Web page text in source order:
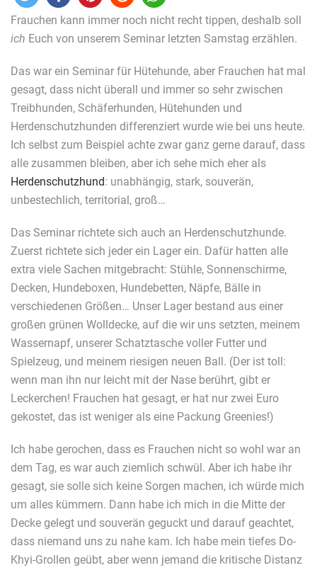
Frauchen kann immer noch nicht recht tippen, deshalb soll
ich Euch von unserem Seminar letzten Samstag erzählen.
Das war ein Seminar für Hütehunde, aber Frauchen hat mal
gesagt, dass nicht überall und immer so sehr zwischen
Treibhunden, Schäferhunden, Hütehunden und
Herdenschutzhunden differenziert wurde wie bei uns heute.
Ich selbst zum Beispiel achte zwar ganz gerne darauf, dass
alle zusammen bleiben, aber ich sehe mich eher als
Herdenschutzhund: unabhängig, stark, souverän,
unbestechlich, territorial, groß…
Das Seminar richtete sich auch an Herdenschutzhunde.
Zuerst richtete sich jeder ein Lager ein. Dafür hatten alle
extra viele Sachen mitgebracht: Stühle, Sonnenschirme,
Decken, Hundeboxen, Hundebetten, Näpfe, Bälle in
verschiedenen Größen… Unser Lager bestand aus einer
großen grünen Wolldecke, auf die wir uns setzten, meinem
Wassernapf, unserer Schatztasche voller Futter und
Spielzeug, und meinem riesigen neuen Ball. (Der ist toll:
wenn man ihn nur leicht mit der Nase berührt, gibt er
Leckerchen! Frauchen hat gesagt, er hat nur zwei Euro
gekostet, das ist weniger als eine Packung Greenies!)
Ich habe gerochen, dass es Frauchen nicht so wohl war an
dem Tag, es war auch ziemlich schwül. Aber ich habe ihr
gesagt, sie solle sich keine Sorgen machen, ich würde mich
um alles kümmern. Dann habe ich mich in die Mitte der
Decke gelegt und souverän geguckt und darauf geachtet,
dass niemand uns zu nahe kam. Ich habe mein tiefes Do-
Khyi-Grollen geübt, aber wenn jemand die kritische Distanz